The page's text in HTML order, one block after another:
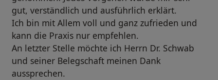
gut, verständlich und ausführlich erklärt.
Ich bin mit Allem voll und ganz zufrieden und
kann die Praxis nur empfehlen.
An letzter Stelle möchte ich Herrn Dr. Schwab
und seiner Belegschaft meinen Dank
aussprechen.